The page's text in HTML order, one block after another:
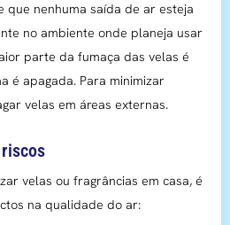
que nenhuma saída de ar esteja
no ambiente onde planeja usar
parte da fumaça das velas é
é apagada. Para minimizar
velas em áreas externas.
velas ou fragrâncias em casa, é
na qualidade do ar: